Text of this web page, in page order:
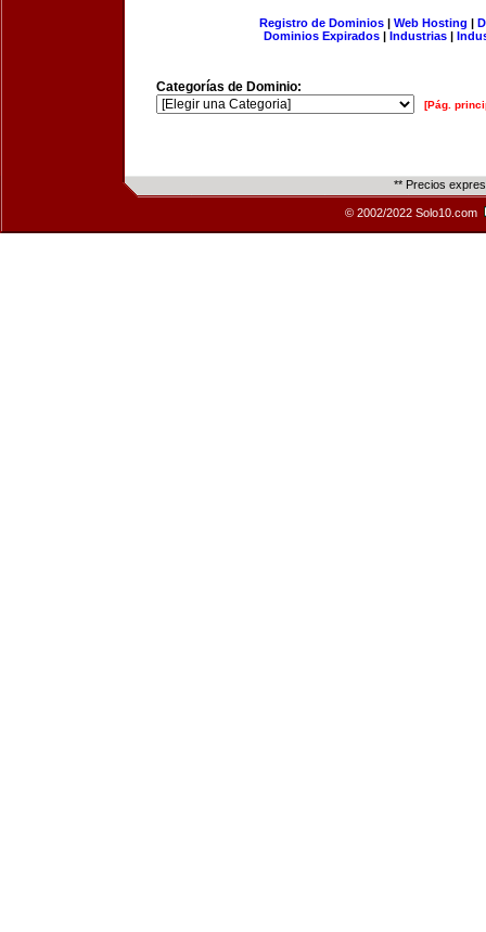
Registro de Dominios| Web Hosting |
Dominios Expirados | Industrias |
Categorías de Dominio:
[Pág.
** Precios
© 2002/2022 Solo10.com